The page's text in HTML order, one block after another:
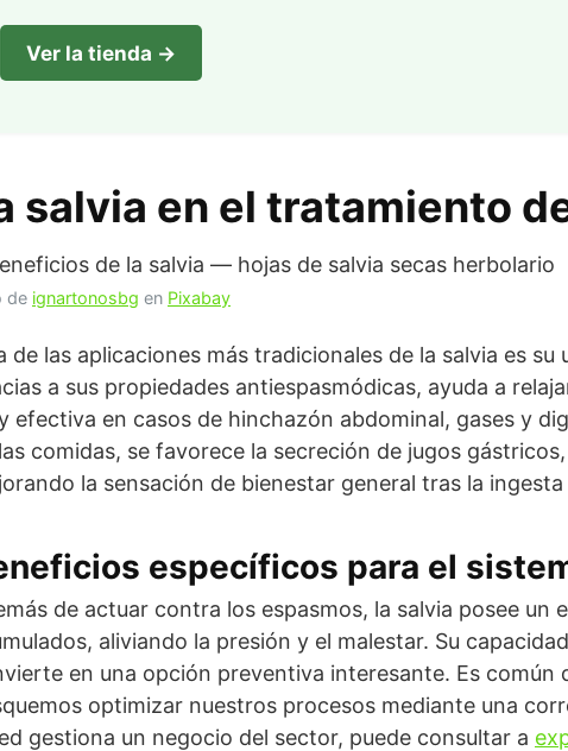
Ver la tienda →
salvia en el tratamiento
de ignartonosbg en Pixabay
de las aplicaciones más tradicionales de la salvia es
a sus propiedades antiespasmódicas, ayuda a
efectiva en casos de hinchazón abdominal, gases y
comidas, se favorece la secreción de jugos
la sensación de bienestar general tras la
específicos para el
de actuar contra los espasmos, la salvia posee
aliviando la presión y el malestar. Su
en una opción preventiva interesante. Es común
optimizar nuestros procesos mediante una
gestiona un negocio del sector, puede consultar a